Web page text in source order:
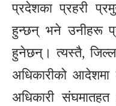
प्रदेशका प्रहरी
हुन्छन् भने उनीहरू
हुनेछन्। त्यस्तै,
अधिकारीको
अधिकारी